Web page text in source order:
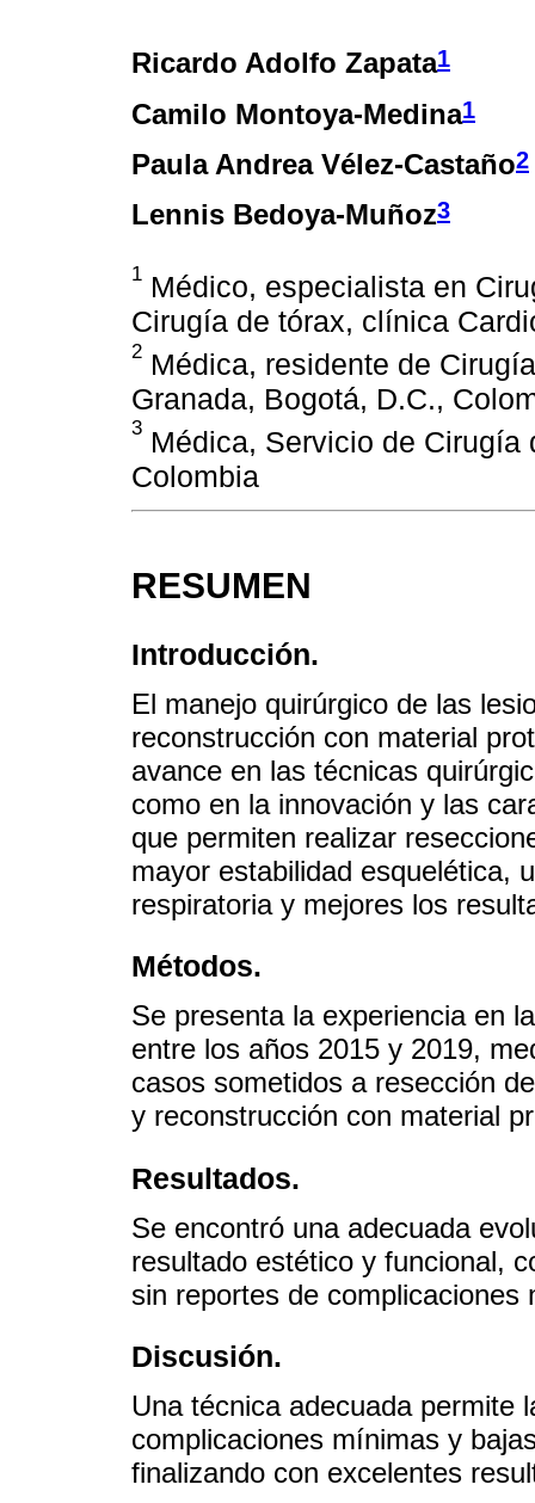
Ricardo Adolfo Zapata1
Camilo Montoya-Medina1
Paula Andrea Vélez-Castaño2
Lennis Bedoya-Muñoz3
1 Médico, especialista en
Cirugía de tórax, clínica
2 Médica, residente de
Granada, Bogotá, D.C.,
3 Médica, Servicio de
Colombia
RESUMEN
Introducción.
El manejo quirúrgico de las
reconstrucción con material
avance en las técnicas
como en la innovación y las
que permiten realizar
mayor estabilidad esquelética,
respiratoria y mejores los
Métodos.
Se presenta la experiencia en
entre los años 2015 y 2019,
casos sometidos a resección
y reconstrucción con material
Resultados.
Se encontró una adecuada
resultado estético y funcional,
sin reportes de
Discusión.
Una técnica adecuada permite
complicaciones mínimas y
finalizando con excelentes